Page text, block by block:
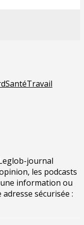
SantéTravail
journal
les podcasts
information ou
sécurisée :